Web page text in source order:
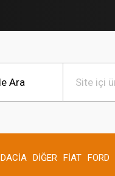
DACİA DİĞER FİAT FORD